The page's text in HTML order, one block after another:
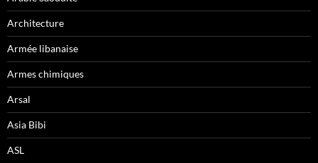
Architecture
Armée libanaise
Armes chimiques
Arsal
Asia Bibi
ASL